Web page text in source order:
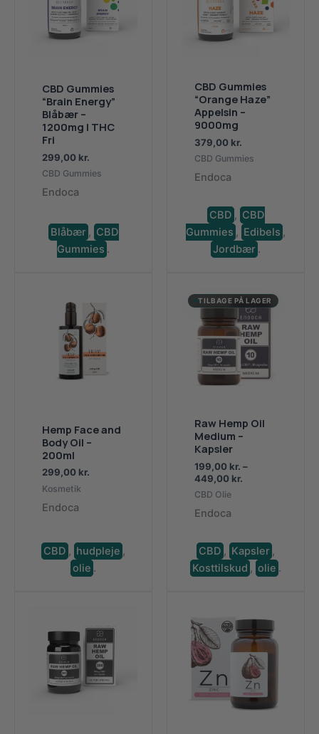
CBD Gummies
“Brain Energy”
Blåbær –
1200mg | THC
Fri
299,00 kr.
CBD Gummies
Endoca
Blåbær
CBD
Gummies .
CBD Gummies
“Orange Haze”
Appelsin –
9000mg
379,00 kr.
CBD Gummies
Endoca
CBD
CBD
Gummies
Edibels
Jordbær .
Hemp Face and
Body Oil –
200ml
299,00 kr.
Kosmetik
Endoca
CBD , hudpleje ,
olie .
TILBAGE PÅ LAGER
Raw Hemp Oil
Medium –
Kapsler
199,00 kr. –
449,00 kr.
CBD Olie
Endoca
CBD , Kapsler ,
Kosttilskud , olie .